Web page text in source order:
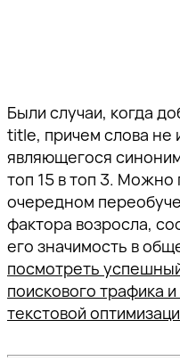
Были случаи, когда
title, причем слова не
являющегося
топ 15 в топ 3.
очередном
фактора возросла,
его значимость в
посмотреть
поискового трафика
текстовой